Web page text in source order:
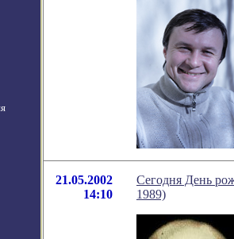
21.05.2002
14:10
Сегодня День
1989)